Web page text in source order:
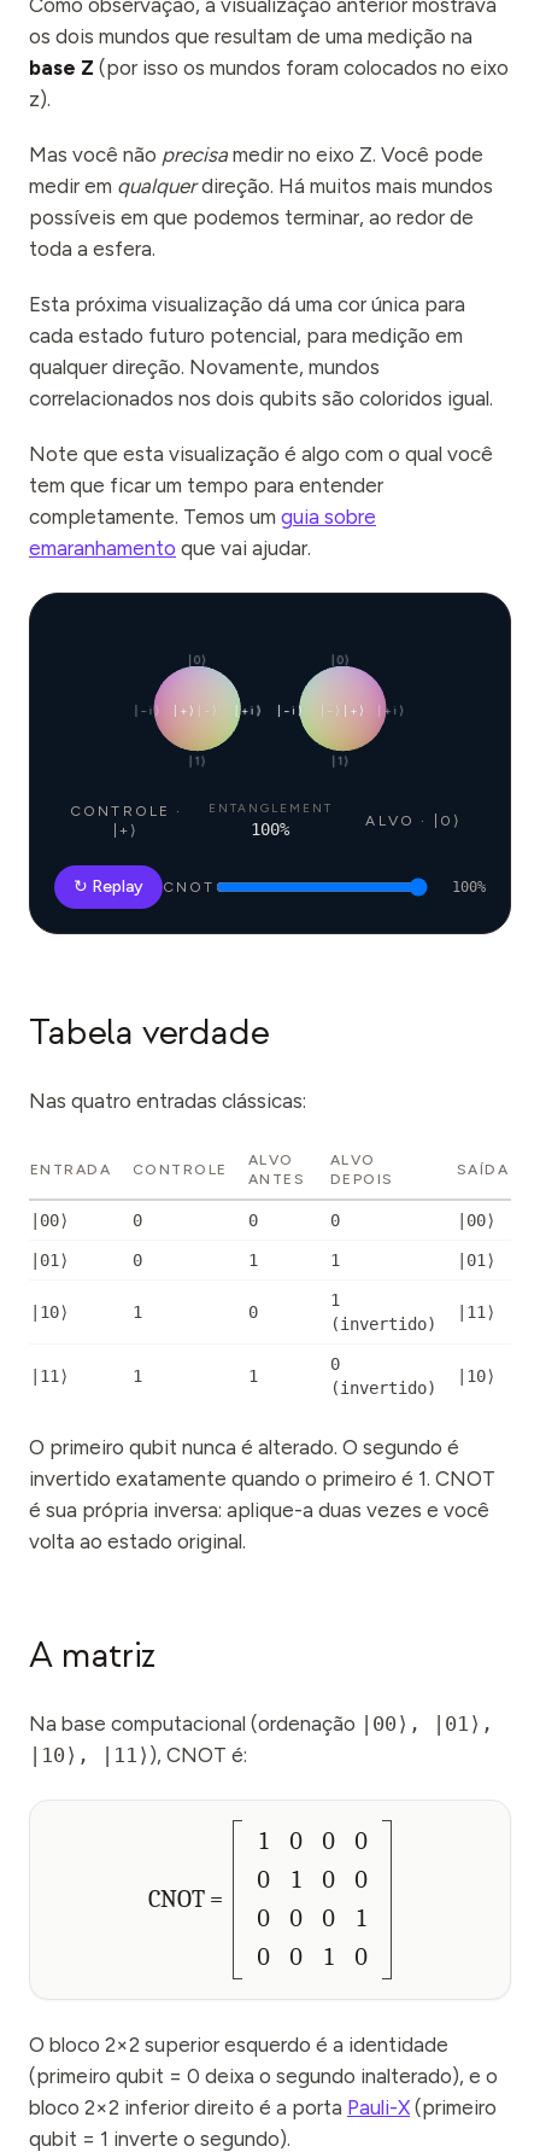
Como observação, a visualização anterior mostrava
os dois mundos que resultam de uma medição na
base Z (por isso os mundos foram colocados no eixo
z).
Mas você não precisa medir no eixo Z. Você pode
medir em qualquerdireção. Há muitos mais mundos
possíveis em que podemos terminar, ao redor de
toda a esfera.
Esta próxima visualização dá uma cor única para
cada estado futuro potencial, para medição em
qualquer direção. Novamente, mundos
correlacionados nos dois qubits são coloridos igual.
Note que esta visualização é algo com o qual você
tem que ficar um tempo para entender
completamente. Temos um guia sobre
emaranhamento que vai ajudar.
|+⟩ |−⟩ |+i⟩
|−i⟩
|0⟩
|1⟩
|+⟩
|−⟩ |+i⟩
|−i⟩
|0⟩
|1⟩
CONTROLE ·
|+⟩
ENTANGLEMENT
100% ALVO · |0⟩
↻ Replay CNOT 100%
Tabela verdade
Nas quatro entradas clássicas:
ENTRADA CONTROLE
ALVO
ANTES
ALVO
DEPOIS
SAÍDA
|00⟩ 0 0 0 |00⟩
|01⟩ 0 1 1 |01⟩
|10⟩ 1 0
1
(invertido)
|11⟩
|11⟩ 1 1
0
(invertido)
|10⟩
O primeiro qubit nunca é alterado. O segundo é
invertido exatamente quando o primeiro é 1. CNOT
é sua própria inversa: aplique-a duas vezes e você
volta ao estado original.
A matriz
Na base computacional (ordenação
|00⟩, |01⟩,
|10⟩, |11⟩ ), CNOT é:
CNOT =
1 0 0
0
0
1 0
0
0
0 0
1
0
0 1 0
O bloco 2×2 superior esquerdo é a identidade
(primeiro qubit = 0 deixa o segundo inalterado), e o
bloco 2×2 inferior direito é a porta Pauli-X (primeiro
qubit = 1 inverte o segundo).